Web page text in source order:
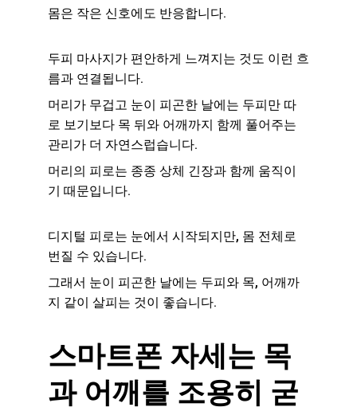
몸은 작은 신호에도 반응합니다.
두피 마사지가 편안하게 느껴지는 것도 이런 흐
름과 연결됩니다.
머리가 무겁고 눈이 피곤한 날에는 두피만 따
로 보기보다 목 뒤와 어깨까지 함께 풀어주는
관리가 더 자연스럽습니다.
머리의 피로는 종종 상체 긴장과 함께 움직이
기 때문입니다.
디지털 피로는 눈에서 시작되지만, 몸 전체로
번질 수 있습니다.
그래서 눈이 피곤한 날에는 두피와 목, 어깨까
지 같이 살피는 것이 좋습니다.
스마트폰 자세는 목
과 어깨를 조용히 굳